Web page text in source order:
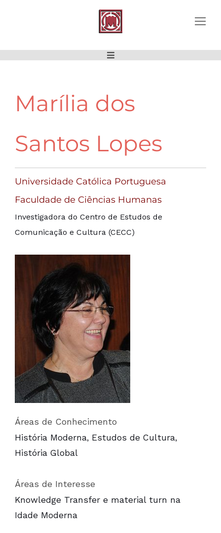
Marília dos
Santos Lopes
Universidade Católica Portuguesa
Faculdade de Ciências Humanas
Investigadora do Centro de Estudos de
Comunicação e Cultura (CECC)
Áreas de Conhecimento
História Moderna, Estudos de Cultura,
História Global
Áreas de Interesse
Knowledge Transfer e material turn na
Idade Moderna